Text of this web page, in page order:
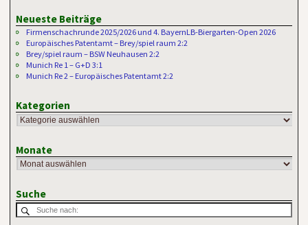
Neueste Beiträge
Firmenschachrunde 2025/2026 und 4. BayernLB-Biergarten-Open 2026
Europäisches Patentamt – Brey/spiel raum 2:2
Brey/spiel raum – BSW Neuhausen 2:2
Munich Re 1 – G+D 3:1
Munich Re 2 – Europäisches Patentamt 2:2
Kategorien
Monate
Suche